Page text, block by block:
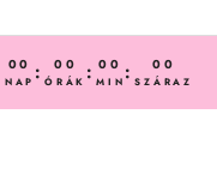
00
NAP : 00
ÓRÁK : 00
MIN : 00
SZÁRAZ